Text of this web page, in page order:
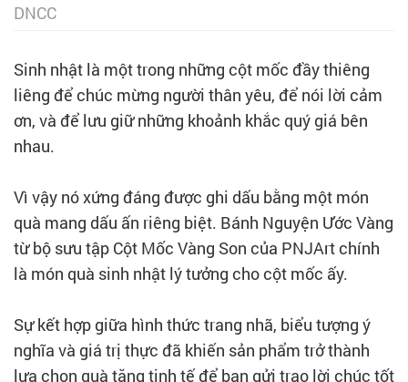
DNCC
Sinh nhật là một trong những cột mốc đầy thiêng
liêng để chúc mừng người thân yêu, để nói lời cảm
ơn, và để lưu giữ những khoảnh khắc quý giá bên
nhau.
Vì vậy nó xứng đáng được ghi dấu bằng một món
quà mang dấu ấn riêng biệt. Bánh Nguyện Ước Vàng
từ bộ sưu tập Cột Mốc Vàng Son của PNJArt chính
là món quà sinh nhật lý tưởng cho cột mốc ấy.
Sự kết hợp giữa hình thức trang nhã, biểu tượng ý
nghĩa và giá trị thực đã khiến sản phẩm trở thành
lựa chọn quà tặng tinh tế để bạn gửi trao lời chúc tốt